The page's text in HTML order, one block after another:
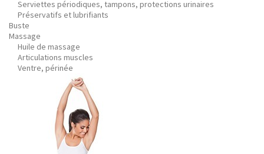
Serviettes périodiques, tampons, protections urinaires
Préservatifs et lubrifiants
Buste
Massage
Huile de massage
Articulations muscles
Ventre, périnée